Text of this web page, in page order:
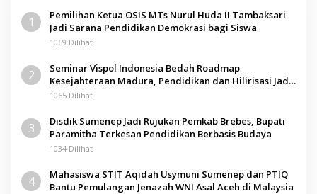
1
Pemilihan Ketua OSIS MTs Nurul Huda II Tambaksari
Jadi Sarana Pendidikan Demokrasi bagi Siswa
1069 Dilihat
2
Seminar Vispol Indonesia Bedah Roadmap
Kesejahteraan Madura, Pendidikan dan Hilirisasi Jadi
Kunci
1065 Dilihat
3
Disdik Sumenep Jadi Rujukan Pemkab Brebes, Bupati
Paramitha Terkesan Pendidikan Berbasis Budaya
1034 Dilihat
4
Mahasiswa STIT Aqidah Usymuni Sumenep dan PTIQ
Bantu Pemulangan Jenazah WNI Asal Aceh di Malaysia